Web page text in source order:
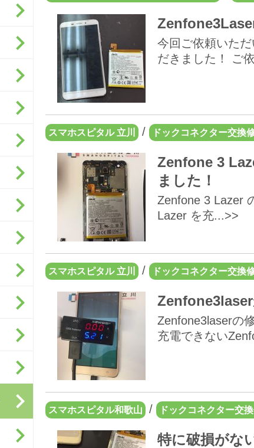
今回ご依頼いた
だきました！ ご
スマホスピタル 立川 / ドックコネクター交換
Zenfone 3
ました！
Zenfone 3 Lazer
Lazer を充...>>
スマホスピタル 立川 / ドックコネクター交換
Zenfone3laser
Zenfone3laserの
充電できない
スマホスピタル和歌山 / ドックコネクター交
特に破損がな